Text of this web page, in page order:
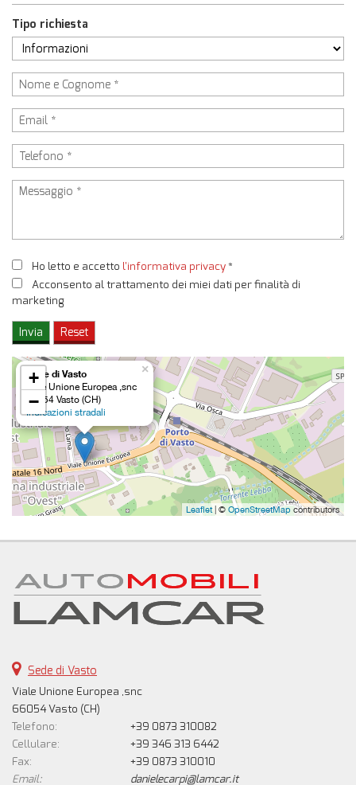
Tipo richiesta
Ho letto e accetto l'informativa privacy*
Acconsento al trattamento dei miei dati per finalità di
marketing
Sede di Vasto
Viale Unione Europea ,snc
66054 Vasto (CH)
Indicazioni stradali
×
+
−
Leaflet| © OpenStreetMap contributors
Sede di Vasto
Viale Unione Europea ,snc
66054 Vasto (CH)
Telefono:
+39 0873 310082
Cellulare:
+39 346 313 6442
Fax:
+39 0873 310010
Email:
danielecarpi@lamcar.it